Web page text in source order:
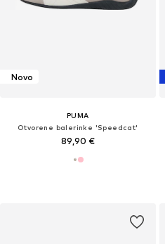
Novo
PUMA
Otvorene balerinke 'Speedcat'
89,90 €